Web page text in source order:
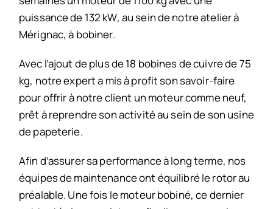
puissance de 132 kW, au sein de notre atelier à
Mérignac, à bobiner.
Avec l’ajout de plus de 18 bobines de cuivre de 75
kg, notre expert a mis à profit son savoir-faire
pour offrir à notre client un moteur comme neuf,
prêt à reprendre son activité au sein de son usine
de papeterie.
Afin d’assurer sa performance à long terme, nos
équipes de maintenance ont équilibré le rotor au
préalable. Une fois le moteur bobiné, ce dernier